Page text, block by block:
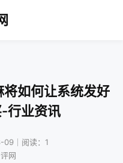
如何让系统发好
行业资讯
｜阅读：1
网